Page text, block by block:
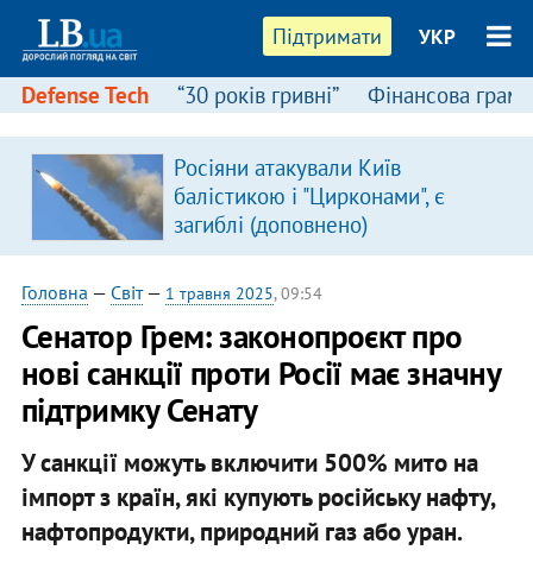
Підтримати УКР
Defense Tech “30 років гривні” Фінансова
Росіяни атакували Київ
балістикою і "Цирконами", є
загиблі (доповнено)
Головна — Світ— 1 травня 2025, 09:54
Сенатор Грем: законопроєкт про
нові санкції проти Росії має значну
підтримку Сенату
У санкції можуть включити 500% мито на
імпорт з країн, які купують російську нафту,
нафтопродукти, природний газ або уран.